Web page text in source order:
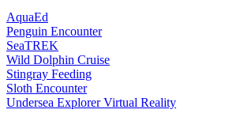
AquaEd
Penguin Encounter
SeaTREK
Wild Dolphin Cruise
Stingray Feeding
Sloth Encounter
Undersea Explorer Virtual Reality